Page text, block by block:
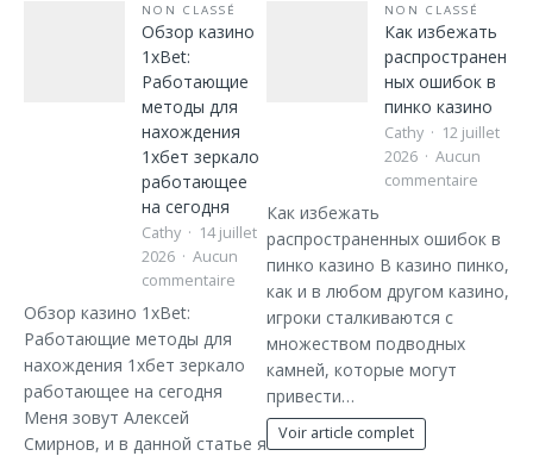
NON CLASSÉ
Обзор казино
1xBet:
Работающие
методы для
нахождения
1хбет зеркало
работающее
на сегодня
Cathy
14 juillet
2026
Aucun
commentaire
Обзор казино 1xBet:
Работающие методы для
нахождения 1хбет зеркало
работающее на сегодня
Меня зовут Алексей
Смирнов, и в данной статье я
NON CLASSÉ
Как избежать
распространен
ных ошибок в
пинко казино
Cathy
12 juillet
2026
Aucun
commentaire
Как избежать
распространенных ошибок в
пинко казино В казино пинко,
как и в любом другом казино,
игроки сталкиваются с
множеством подводных
камней, которые могут
привести…
Voir article complet